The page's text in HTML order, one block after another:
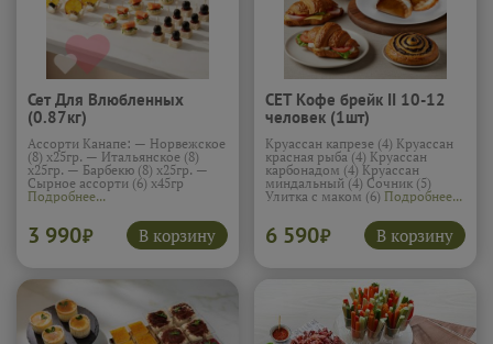
Сет Для Влюбленных
(0.87кг)
Ассорти Канапе: — Норвежское
(8) х25гр. — Итальянское (8)
х25гр. — Барбекю (8) х25гр. —
Сырное ассорти (6) х45гр
Подробнее...
3 990₽ В корзину
СЕТ Кофе брейк II 10-12
человек (1шт)
Круассан капрезе (4) Круассан
красная рыба (4) Круассан
карбонадом (4) Круассан
миндальный (4) Сочник (5)
Улитка с маком (6) Подробнее...
6 590₽ В корзину